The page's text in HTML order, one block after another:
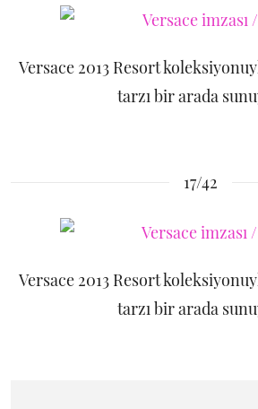
Versace 2013 Resort
tarzı bir arada
17/42
Versace 2013 Resort
tarzı bir arada